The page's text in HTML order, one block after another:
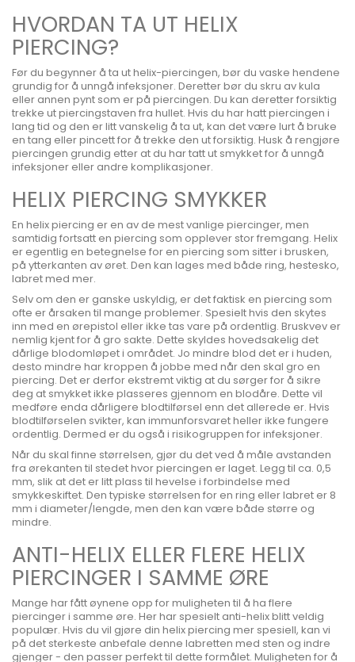
HVORDAN TA UT HELIX
PIERCING?
Før du begynner å ta ut helix-piercingen, bør du vaske hendene
grundig for å unngå infeksjoner. Deretter bør du skru av kula
eller annen pynt som er på piercingen. Du kan deretter forsiktig
trekke ut piercingstaven fra hullet. Hvis du har hatt piercingen i
lang tid og den er litt vanskelig å ta ut, kan det være lurt å bruke
en tang eller pincett for å trekke den ut forsiktig. Husk å rengjøre
piercingen grundig etter at du har tatt ut smykket for å unngå
infeksjoner eller andre komplikasjoner.
HELIX PIERCING SMYKKER
En helix piercing er en av de mest vanlige piercinger, men
samtidig fortsatt en piercing som opplever stor fremgang. Helix
er egentlig en betegnelse for en piercing som sitter i brusken,
på ytterkanten av øret. Den kan lages med både ring, hestesko,
labret med mer.
Selv om den er ganske uskyldig, er det faktisk en piercing som
ofte er årsaken til mange problemer. Spesielt hvis den skytes
inn med en ørepistol eller ikke tas vare på ordentlig. Bruskvev er
nemlig kjent for å gro sakte. Dette skyldes hovedsakelig det
dårlige blodomløpet i området. Jo mindre blod det er i huden,
desto mindre har kroppen å jobbe med når den skal gro en
piercing. Det er derfor ekstremt viktig at du sørger for å sikre
deg at smykket ikke plasseres gjennom en blodåre. Dette vil
medføre enda dårligere blodtilførsel enn det allerede er. Hvis
blodtilførselen svikter, kan immunforsvaret heller ikke fungere
ordentlig. Dermed er du også i risikogruppen for infeksjoner.
Når du skal finne størrelsen, gjør du det ved å måle avstanden
fra ørekanten til stedet hvor piercingen er laget. Legg til ca. 0,5
mm, slik at det er litt plass til hevelse i forbindelse med
smykkeskiftet. Den typiske størrelsen for en ring eller labret er 8
mm i diameter/lengde, men den kan være både større og
mindre.
ANTI-HELIX ELLER FLERE HELIX
PIERCINGER I SAMME ØRE
Mange har fått øynene opp for muligheten til å ha flere
piercinger i samme øre. Her har spesielt anti-helix blitt veldig
populær. Hvis du vil gjøre din helix piercing mer spesiell, kan vi
på det sterkeste anbefale denne labretten med sten og indre
gjenger - den passer perfekt til dette formålet. Muligheten for å